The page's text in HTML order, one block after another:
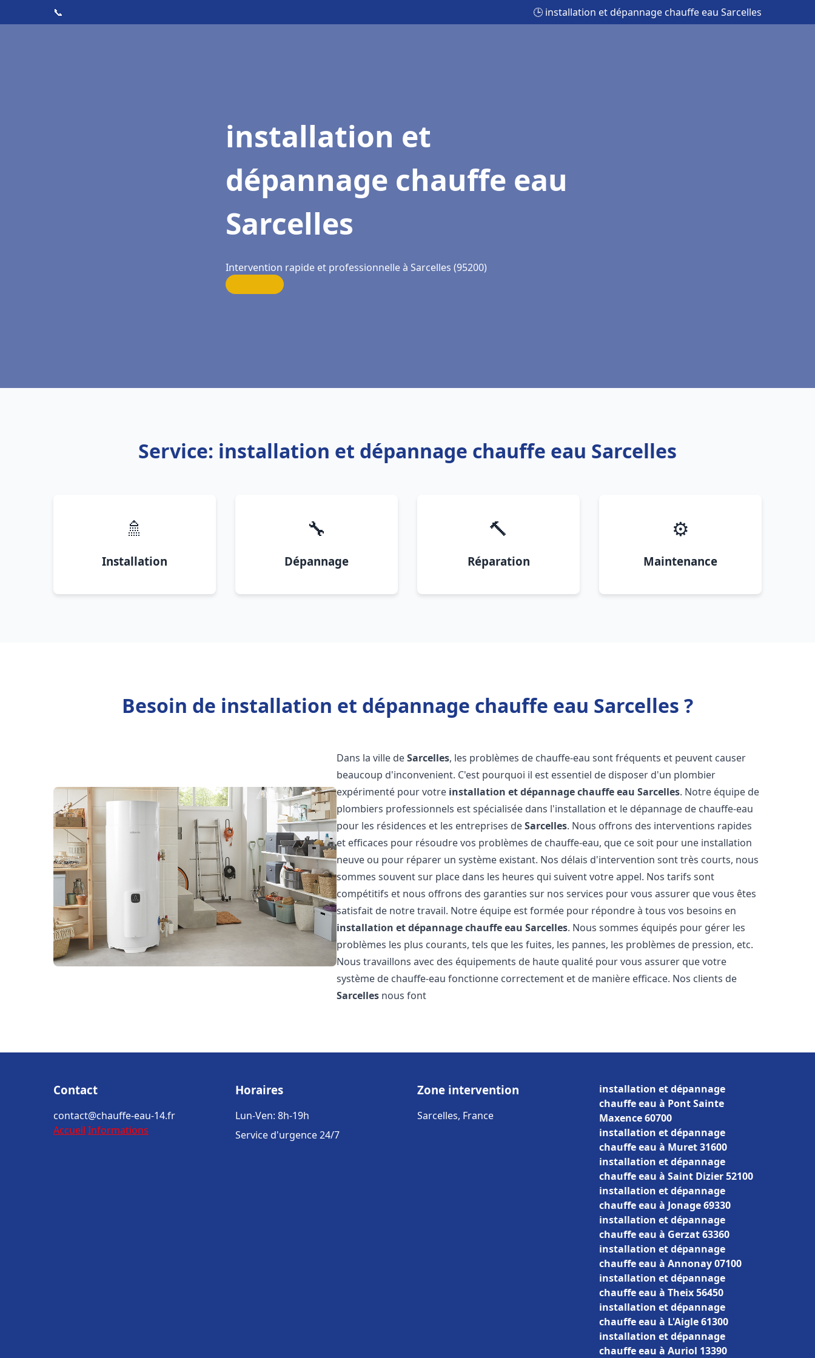
📞 🕒 installation et dépannage chauffe eau Sarcelles
installation et
dépannage chauffe eau
Sarcelles
Intervention rapide et professionnelle à Sarcelles (95200)
Service: installation et dépannage chauffe eau Sarcelles
🚿
Installation
🔧
Dépannage
🔨
Réparation
⚙️
Maintenance
Besoin de installation et dépannage chauffe eau Sarcelles ?
Dans la ville deSarcelles, les problèmes de chauffe-eau sont fréquents et peuvent causer
beaucoup d'inconvenient. C'est pourquoi il est essentiel de disposer d'un plombier
expérimenté pour votre installation et dépannage chauffe eau Sarcelles. Notre équipe de
plombiers professionnels est spécialisée dans l'installation et le dépannage de chauffe-eau
pour les résidences et les entreprises deSarcelles. Nous offrons des interventions rapides
et efficaces pour résoudre vos problèmes de chauffe-eau, que ce soit pour une installation
neuve ou pour réparer un système existant. Nos délais d'intervention sont très courts, nous
sommes souvent sur place dans les heures qui suivent votre appel. Nos tarifs sont
compétitifs et nous offrons des garanties sur nos services pour vous assurer que vous êtes
satisfait de notre travail. Notre équipe est formée pour répondre à tous vos besoins en
installation et dépannage chauffe eau Sarcelles. Nous sommes équipés pour gérer les
problèmes les plus courants, tels que les fuites, les pannes, les problèmes de pression, etc.
Nous travaillons avec des équipements de haute qualité pour vous assurer que votre
système de chauffe-eau fonctionne correctement et de manière efficace. Nos clients de
Sarcelles nous font
Contact
contact@chauffe-eau-14.fr
Accueil Informations
Horaires
Lun-Ven: 8h-19h
Service d'urgence 24/7
Zone intervention
Sarcelles, France
installation et dépannage
chauffe eau à Pont Sainte
Maxence 60700
installation et dépannage
chauffe eau à Muret 31600
installation et dépannage
chauffe eau à Saint Dizier 52100
installation et dépannage
chauffe eau à Jonage 69330
installation et dépannage
chauffe eau à Gerzat 63360
installation et dépannage
chauffe eau à Annonay 07100
installation et dépannage
chauffe eau à Theix 56450
installation et dépannage
chauffe eau à L'Aigle 61300
installation et dépannage
chauffe eau à Auriol 13390